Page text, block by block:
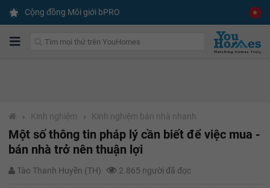
Cộng đồng Môi giới bPRO
› Kinh nghiệm › Kinh nghiệm bán nhà nhanh
Một số thông tin pháp lý cần biết để việc mua -
bán nhà trở nên thuận lợi
Tào Thanh Huyền (TH) 2.865 người đã đọc